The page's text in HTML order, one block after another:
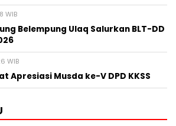
WIB
Belempung Ulaq Salurkan BLT-DD
WIB
Apresiasi Musda ke-V DPD KKSS